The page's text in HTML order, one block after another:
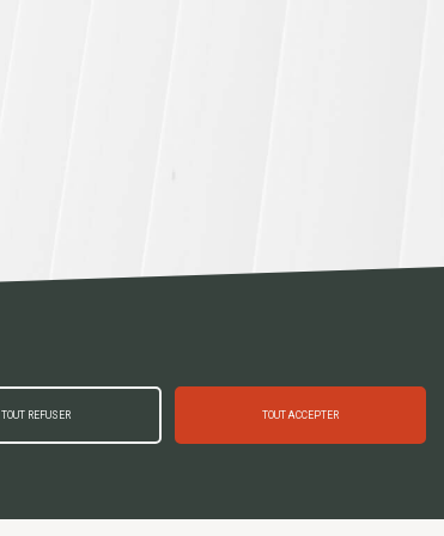
TOUT REFUSER TOUT ACCEPTER
Suivez-nous